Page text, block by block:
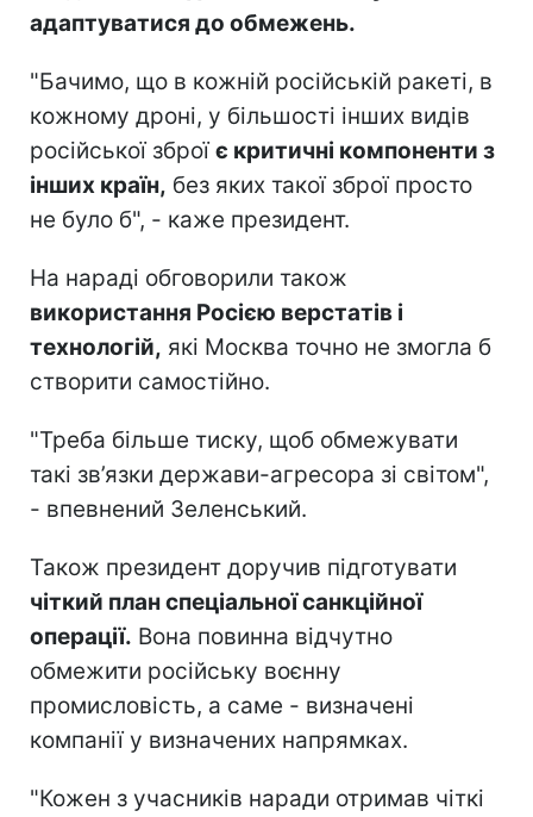
адаптуватися до обмежень.
"Бачимо, що в кожній російській ракеті, в
кожному дроні, у більшості інших видів
російської зброїє критичні компоненти з
інших країн, без яких такої зброї просто
не було б", - каже президент.
На нараді обговорили також
використання Росією верстатів і
технологій, які Москва точно не змогла б
створити самостійно.
"Треба більше тиску, щоб обмежувати
такі зв’язки держави-агресора зі світом",
- впевнений Зеленський.
Також президент доручив підготувати
чіткий план спеціальної санкційної
операції. Вона повинна відчутно
обмежити російську воєнну
промисловість, а саме - визначені
компанії у визначених напрямках.
"Кожен з учасників наради отримав чіткі